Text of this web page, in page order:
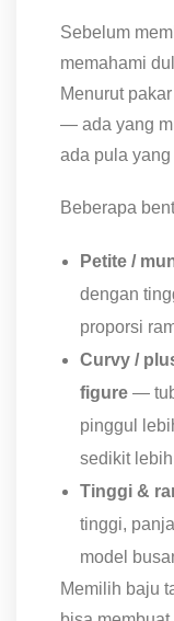
Sebelum
memahami
Menurut
— ada yang
ada pula
Beberapa
Petite /
dengan
proporsi
Curvy /
figure —
pinggul
sedikit
Tinggi &
tinggi,
model
Memilih baju